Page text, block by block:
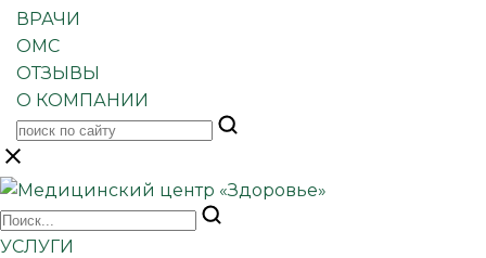
ВРАЧИ
ОМС
ОТЗЫВЫ
О КОМПАНИИ
УСЛУГИ